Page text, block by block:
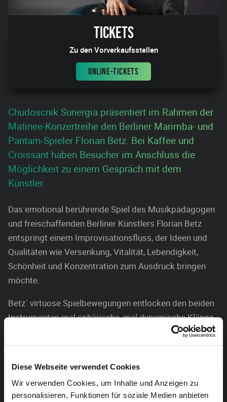
Diese Webseite verwendet Cookies
Wir verwenden Cookies, um Inhalte und Anzeigen zu
personalisieren, Funktionen für soziale Medien anbieten
Tickets
Zu den Vorverkaufsstellen
ONLINE-TICKETS
Chudoscnik Sunergia präsentiert im Rahmen der
Matinee-Konzertreihe den Berliner Marimba- und
Pantam-Spieler Florian Betz. Bei Kaffee und
Croissant haben Besucher im Anschluss die
Möglichkeit zu einem Gespräch mit dem
Künstler.
Das emotional berührende Spiel des Musikpädagogen
und freischaffenden Berliner Künstlers Florian Betz
entspringt einem Improvisationsfluss, der Ideen und
Qualitäten wie Versenkung, Vitalität, Lebendigkeit,
Schönheit und Konzentration zum Ausdruck bringen
möchte.
Betz´ virtuose Spielbewegungen entlocken den beiden
Instrumenten mal sphärische, mal dynamische Klänge
und öffnen dem Konzertbesucher wohltuende und
inspirierende Klangwelten. Seine Stimme vertieft die
Der Künstler sagt selber: „Musizieren ist wie tanzen.